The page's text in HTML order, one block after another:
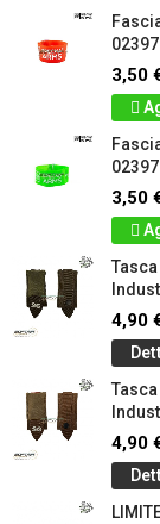
3,50
3,50
4,90
4,90